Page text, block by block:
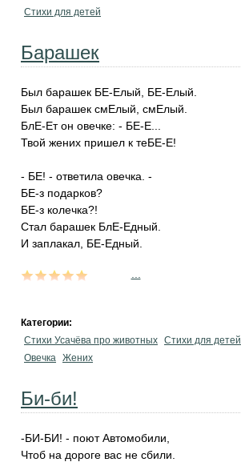
Стихи для детей
Барашек
Был барашек БЕ-Елый, БЕ-Елый.
Был барашек смЕлый, смЕлый.
БлЕ-Ет он овечке: - БЕ-Е...
Твой жених пришел к теБЕ-Е!
- БЕ! - ответила овечка. -
БЕ-з подарков?
БЕ-з колечка?!
Стал барашек БлЕ-Едный.
И заплакал, БЕ-Едный.
Категории:
Стихи Усачёва про животных Стихи для детей
Овечка Жених
Би-би!
-БИ-БИ! - поют Автомобили,
Чтоб на дороге вас не сбили.